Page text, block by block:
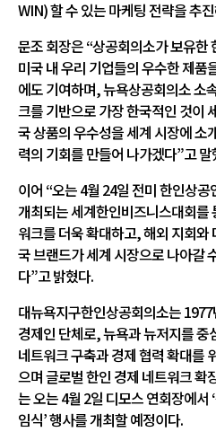
WIN) 할 수 있는 마케팅 전략을 추
문조 회장은 “상공회의소가 보유한
미국 내 우리 기업들의 우수한 제품
에도 기여하며, 뉴욕상공회의소 소
크를 기반으로 가장 한국적인 것이
국 상품의 우수성을 세계 시장에 소
력의 기회를 만들어 나가겠다”고 말
이어 “오는 4월 24일 전미 한인상
개최되는 세계한인비즈니스대회를
워크를 더욱 확대하고, 해외 지회와
국 브랜드가 세계 시장으로 나아갈
다”고 밝혔다.
대뉴욕지구한인상공회의소는
경제인 단체로, 뉴욕과 뉴저지를 중
네트워크 구축과 경제 협력 확대를
으며 글로벌 한인 경제 네트워크 확
는 오는 4월 2일 디모스 연회장에서
임식’ 행사를 개최할 예정이다.